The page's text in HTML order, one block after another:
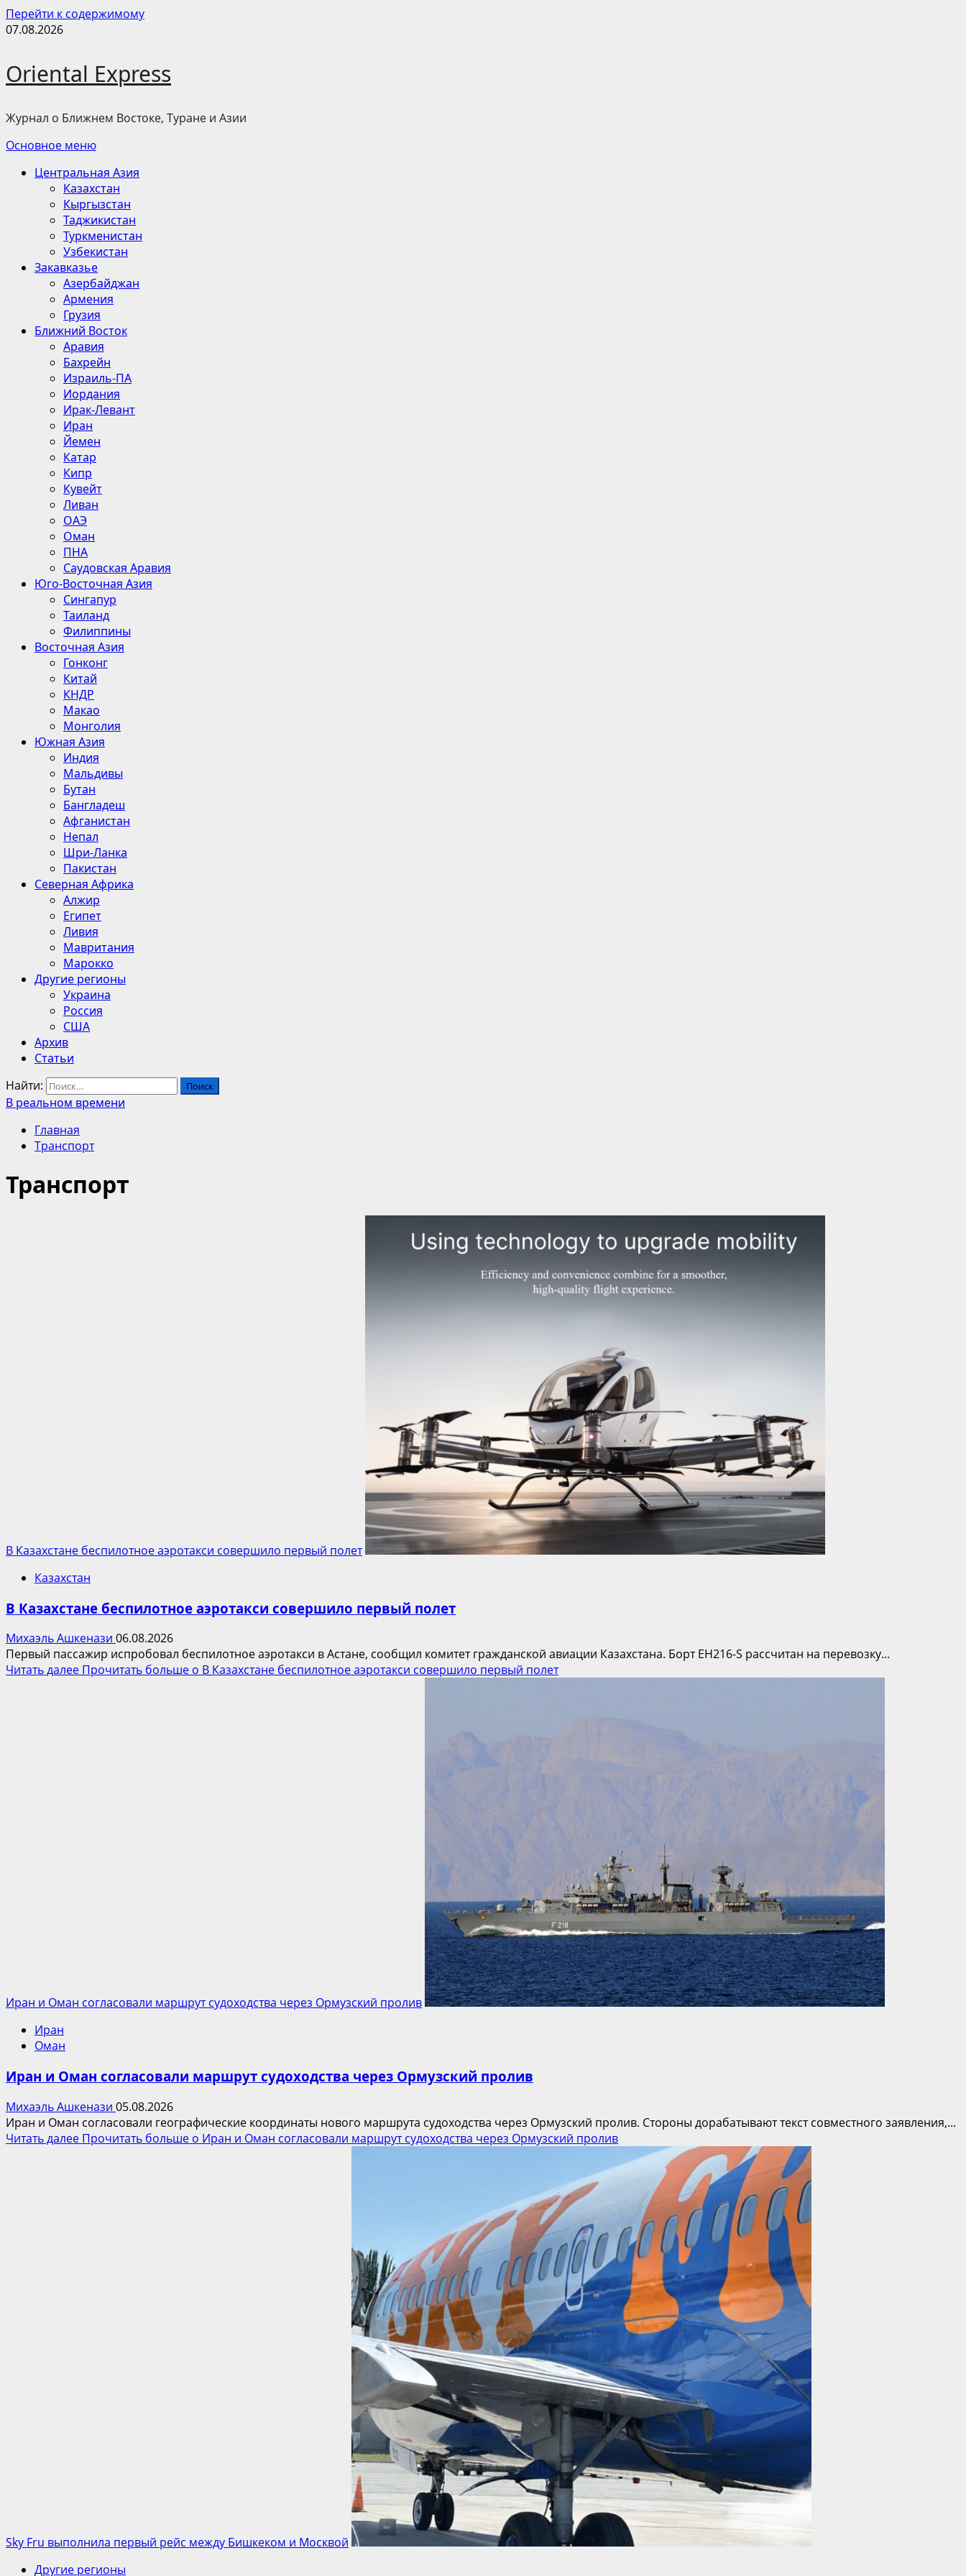
Перейти к содержимому
07.08.2026
Oriental Express
Журнал о Ближнем Востоке, Туране и Азии
Основное меню
Центральная Азия
Казахстан
Кыргызстан
Таджикистан
Туркменистан
Узбекистан
Закавказье
Азербайджан
Армения
Грузия
Ближний Восток
Аравия
Бахрейн
Израиль-ПА
Иордания
Ирак-Левант
Иран
Йемен
Катар
Кипр
Кувейт
Ливан
ОАЭ
Оман
ПНА
Саудовская Аравия
Юго-Восточная Азия
Сингапур
Таиланд
Филиппины
Восточная Азия
Гонконг
Китай
КНДР
Макао
Монголия
Южная Азия
Индия
Мальдивы
Бутан
Бангладеш
Афганистан
Непал
Шри-Ланка
Пакистан
Северная Африка
Алжир
Египет
Ливия
Мавритания
Марокко
Другие регионы
Украина
Россия
США
Архив
Статьи
Найти:
В реальном времени
Главная
Транспорт
Транспорт
В Казахстане беспилотное аэротакси совершило первый полет
Казахстан
В Казахстане беспилотное аэротакси совершило первый полет
Михаэль Ашкенази 06.08.2026
Первый пассажир испробовал беспилотное аэротакси в Астане, сообщил комитет гражданской авиации Казахстана. Борт EH216-S рассчитан на перевозку...
Читать далее Прочитать больше о В Казахстане беспилотное аэротакси совершило первый полет
Иран и Оман согласовали маршрут судоходства через Ормузский пролив
Иран
Оман
Иран и Оман согласовали маршрут судоходства через Ормузский пролив
Михаэль Ашкенази 05.08.2026
Иран и Оман согласовали географические координаты нового маршрута судоходства через Ормузский пролив. Стороны дорабатывают текст совместного заявления,...
Читать далее Прочитать больше о Иран и Оман согласовали маршрут судоходства через Ормузский пролив
Sky Fru выполнила первый рейс между Бишкеком и Москвой
Другие регионы